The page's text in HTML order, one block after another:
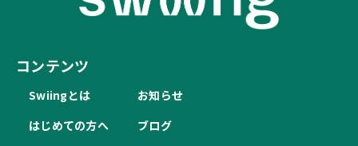
コンテンツ
Swiingとは
はじめての方へ
お知らせ
ブログ